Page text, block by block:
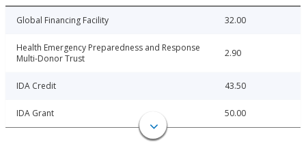
Global Financing Facility 32.00
Health Emergency Preparedness and Response
Multi-Donor Trust
2.90
IDA Credit 43.50
IDA Grant 50.00